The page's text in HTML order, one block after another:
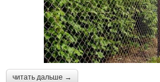
читать дальше →